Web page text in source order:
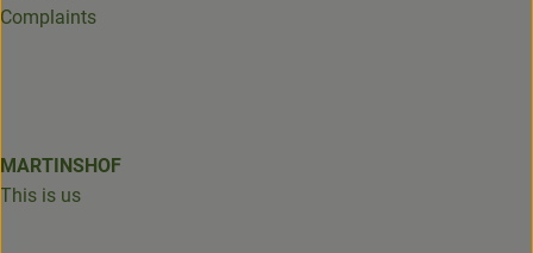
Complaints
MARTINSHOF
This is us